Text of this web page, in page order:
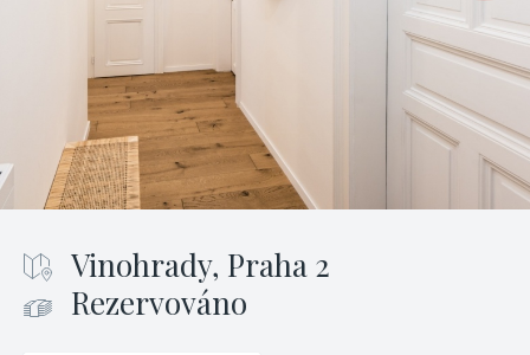
Vinohrady, Praha 2
Rezervováno